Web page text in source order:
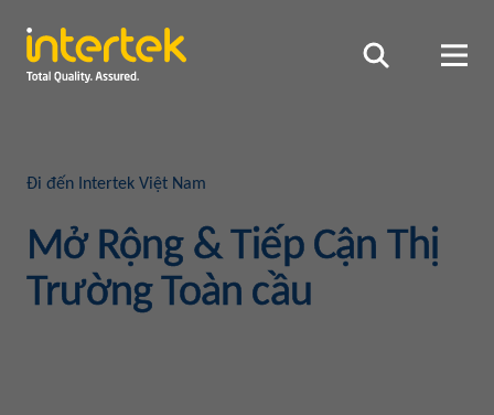
Đi đến Intertek Việt Nam
Mở Rộng & Tiếp Cận Thị
Trường Toàn cầu